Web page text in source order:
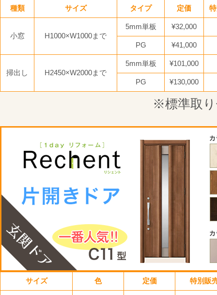
種類 サイズ タイプ 定価
小窓 H1000×W1000まで
5mm単板 ¥32,000
PG ¥41,000
掃出し H2450×W2000まで
5mm単板 ¥101,000
PG ¥130,000
※標準取
サイズ 色 定価 特別販